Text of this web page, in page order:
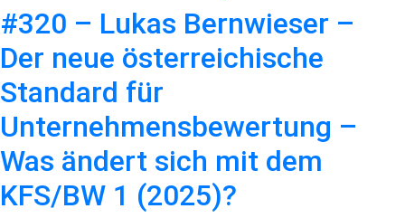
#320 – Lukas Bernwieser –
Der neue österreichische
Standard für
Unternehmensbewertung –
Was ändert sich mit dem
KFS/BW 1 (2025)?